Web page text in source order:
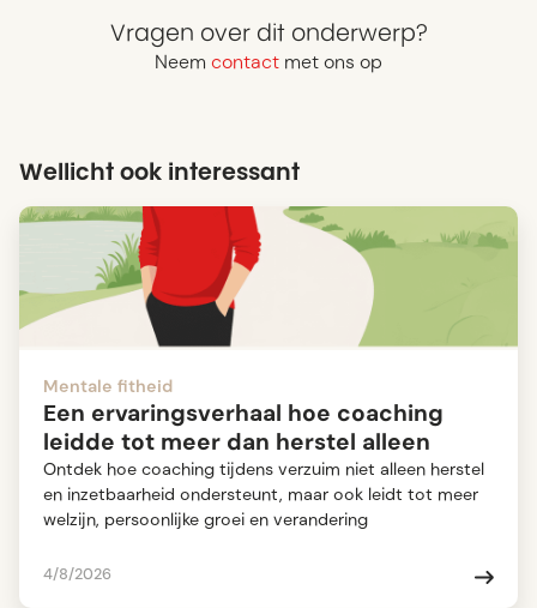
Vragen over dit onderwerp?
Neem contact met ons op
Wellicht ook interessant
Mentale fitheid
Een ervaringsverhaal hoe coaching
leidde tot meer dan herstel alleen
Ontdek hoe coaching tijdens verzuim niet alleen herstel
en inzetbaarheid ondersteunt, maar ook leidt tot meer
welzijn, persoonlijke groei en verandering
4/8/2026